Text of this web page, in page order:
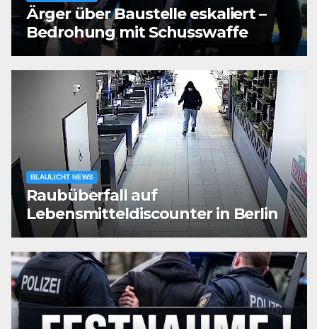
Ärger über Baustelle eskaliert –
Bedrohung mit Schusswaffe
BLAULICHT NEWS
Raubüberfall auf
Lebensmitteldiscounter in Berlin